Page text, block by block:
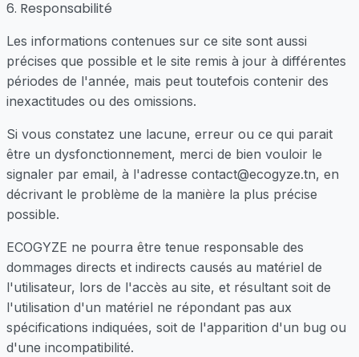
6. Responsabilité
Les informations contenues sur ce site sont aussi
précises que possible et le site remis à jour à différentes
périodes de l'année, mais peut toutefois contenir des
inexactitudes ou des omissions.
Si vous constatez une lacune, erreur ou ce qui parait
être un dysfonctionnement, merci de bien vouloir le
signaler par email, à l'adresse contact@ecogyze.tn, en
décrivant le problème de la manière la plus précise
possible.
ECOGYZE ne pourra être tenue responsable des
dommages directs et indirects causés au matériel de
l'utilisateur, lors de l'accès au site, et résultant soit de
l'utilisation d'un matériel ne répondant pas aux
spécifications indiquées, soit de l'apparition d'un bug ou
d'une incompatibilité.